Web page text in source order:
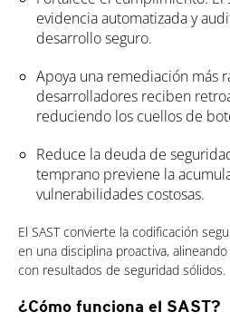
evidencia automatizada y
desarrollo seguro.
Apoya una remediación más
desarrolladores reciben
reduciendo los cuellos de
Reduce la deuda de
temprano previene la
vulnerabilidades costosas.
El SAST convierte la codificación
en una disciplina proactiva,
con resultados de seguridad sólidos.
¿Cómo funciona el SAST?